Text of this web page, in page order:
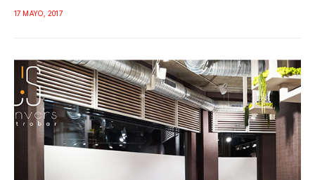
17 MAYO, 2017